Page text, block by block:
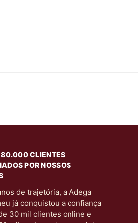
80.000 CLIENTES
POR NOSSOS
de trajetória, a Adega
já conquistou a confiança
30 mil clientes online e